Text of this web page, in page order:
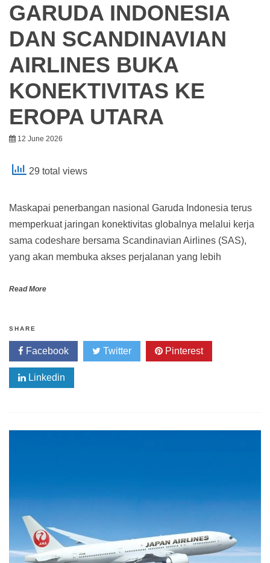
GARUDA INDONESIA
DAN SCANDINAVIAN
AIRLINES BUKA
KONEKTIVITAS KE
EROPA UTARA
12 June 2026
29 total views
Maskapai penerbangan nasional Garuda Indonesia terus
memperkuat jaringan konektivitas globalnya melalui kerja
sama codeshare bersama Scandinavian Airlines (SAS),
yang akan membuka akses perjalanan yang lebih
Read More
SHARE
Facebook Twitter Pinterest
Linkedin